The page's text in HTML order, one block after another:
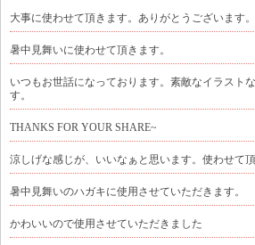
大事に使わせて頂きます。ありがとうございます。
暑中見舞いに使わせて頂きます。
いつもお世話になっております。素敵なイラスト
す。
THANKS FOR YOUR SHARE~
涼しげな感じが、いいなぁと思います。使わせて頂
暑中見舞いのハガキに使用させていただきます。
かわいいので使用させていただきました